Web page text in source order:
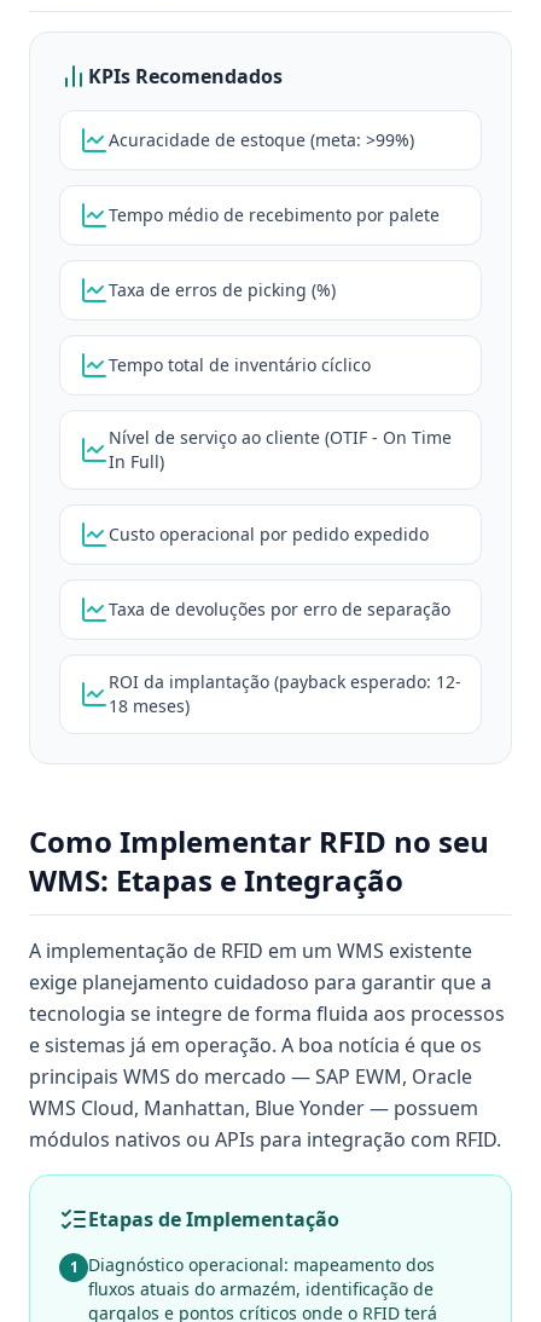
KPIs Recomendados
Acuracidade de estoque (meta: >99%)
Tempo médio de recebimento por palete
Taxa de erros de picking (%)
Tempo total de inventário cíclico
Nível de serviço ao cliente (OTIF - On Time
In Full)
Custo operacional por pedido expedido
Taxa de devoluções por erro de separação
ROI da implantação (payback esperado: 12-
18 meses)
Como Implementar RFID no seu
WMS: Etapas e Integração
A implementação de RFID em um WMS existente
exige planejamento cuidadoso para garantir que a
tecnologia se integre de forma fluida aos processos
e sistemas já em operação. A boa notícia é que os
principais WMS do mercado — SAP EWM, Oracle
WMS Cloud, Manhattan, Blue Yonder — possuem
módulos nativos ou APIs para integração com RFID.
Etapas de Implementação
1
Diagnóstico operacional: mapeamento dos
fluxos atuais do armazém, identificação de
gargalos e pontos críticos onde o RFID terá